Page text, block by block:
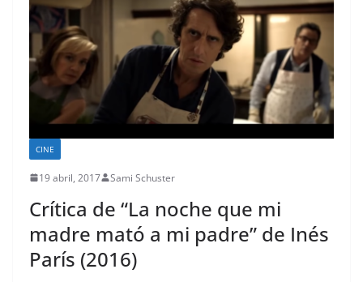
CINE
19 abril, 2017 Sami Schuster
Crítica de “La noche que mi
madre mató a mi padre” de Inés
París (2016)